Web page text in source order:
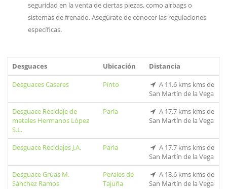
seguridad en la venta de ciertas piezas, como airbags o
sistemas de frenado. Asegúrate de conocer las regulaciones
específicas.
Desguaces Ubicación
Distancia
Desguaces Casares
Pinto
A 11.6 kms kms de
San Martín de la Vega
Desguace Reciclaje de
metales Hermanos López
S.L.
Parla
A 17.7 kms kms de
San Martín de la Vega
Desguace Reciclajes J.A. Parla
A 17.7 kms kms de
San Martín de la Vega
Desguace Grúas M.
Sánchez Ramos
Perales de
Tajuña
A 18.6 kms kms de
San Martín de la Vega